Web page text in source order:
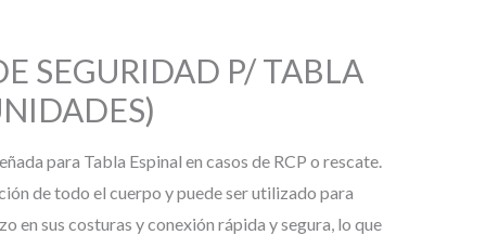
SEGURIDAD P/ TABLA
para Tabla Espinal en casos de RCP o rescate.
de todo el cuerpo y puede ser utilizado para
en sus costuras y conexión rápida y segura, lo que